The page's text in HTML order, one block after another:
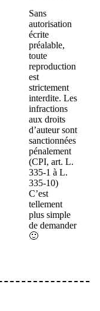
Sans
autorisation
écrite
préalable,
toute
reproduction
est
strictement
interdite. Les
infractions
aux droits
d’auteur sont
sanctionnées
pénalement
(CPI, art. L.
335-1 à L.
335-10)
C’est
tellement
plus simple
de demander
🙂